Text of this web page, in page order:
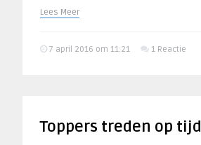
Lees Meer
7 april 2016 om 11:21 1 Reactie
Toppers treden op